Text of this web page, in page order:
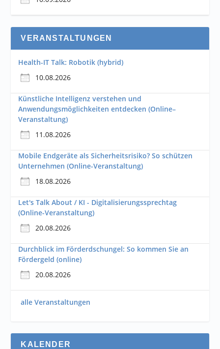
VERANSTALTUNGEN
Health-IT Talk: Robotik (hybrid)
10.08.2026
Künstliche Intelligenz verstehen und
Anwendungsmöglichkeiten entdecken (Online–
Veranstaltung)
11.08.2026
Mobile Endgeräte als Sicherheitsrisiko? So schützen
Unternehmen (Online-Veranstaltung)
18.08.2026
Let's Talk About / KI - Digitalisierungssprechtag
(Online-Veranstaltung)
20.08.2026
Durchblick im Förderdschungel: So kommen Sie an
Fördergeld (online)
20.08.2026
alle Veranstaltungen
KALENDER